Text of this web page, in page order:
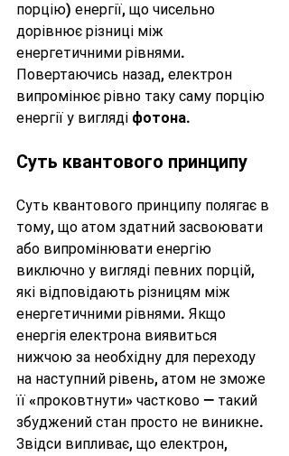
порцію) енергії, що чисельно
дорівнює різниці між
енергетичними рівнями.
Повертаючись назад, електрон
випромінює рівно таку саму порцію
енергії у вигляді фотона.
Суть квантового принципу
Суть квантового принципу полягає в
тому, що атом здатний засвоювати
або випромінювати енергію
виключно у вигляді певних порцій,
які відповідають різницям між
енергетичними рівнями. Якщо
енергія електрона виявиться
нижчою за необхідну для переходу
на наступний рівень, атом не зможе
її «проковтнути» частково — такий
збуджений стан просто не виникне.
Звідси випливає, що електрон,